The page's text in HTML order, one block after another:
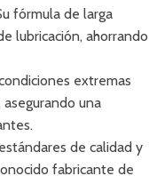
fórmula de larga
lubricación, ahorrando
extremas
una
de calidad y
fabricante de